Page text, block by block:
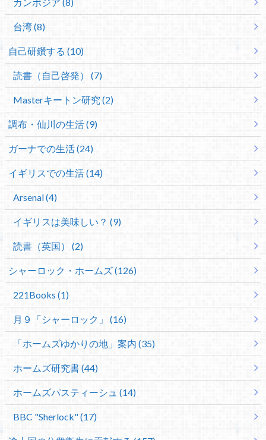
台湾 (8)
自己研鑽する (10)
読書（自己啓発） (7)
Masterキートン研究 (2)
調布・仙川の生活 (9)
ガーナでの生活 (24)
イギリスでの生活 (14)
Arsenal (4)
イギリスは美味しい？ (9)
読書（英国） (2)
シャーロック・ホームズ (126)
221Books (1)
月９「シャーロック」 (16)
「ホームズゆかりの地」案内 (35)
ホームズ研究書 (44)
ホームズパスティーシュ (14)
BBC "Sherlock" (17)